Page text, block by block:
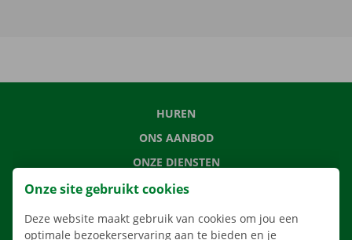
HUREN
ONS AANBOD
ONZE DIENSTEN
LOCATIES
APP
VERHUISOPLOSSINGEN
Onze site gebruikt cookies
Deze website maakt gebruik van cookies om jou een
optimale bezoekerservaring aan te bieden en je